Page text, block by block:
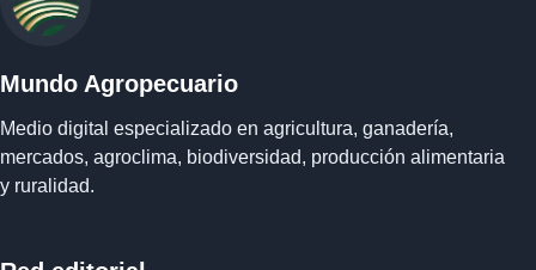
Mundo Agropecuario
Medio digital especializado en agricultura, ganadería,
mercados, agroclima, biodiversidad, producción alimentaria
y ruralidad.